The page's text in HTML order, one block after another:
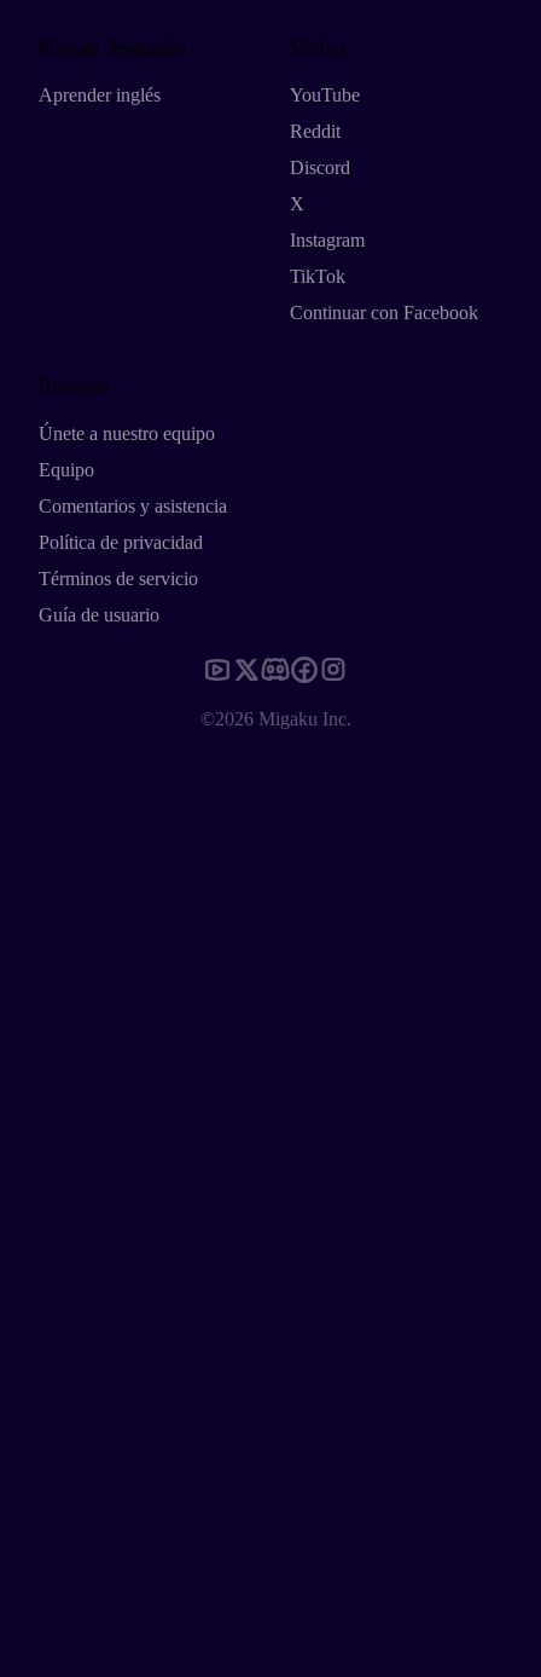
Idiomas destacados
Aprender inglés
Medios
YouTube
Reddit
Discord
X
Instagram
TikTok
Continuar con Facebook
Recursos
Únete a nuestro equipo
Equipo
Comentarios y asistencia
Política de privacidad
Términos de servicio
Guía de usuario
©2026 Migaku Inc.